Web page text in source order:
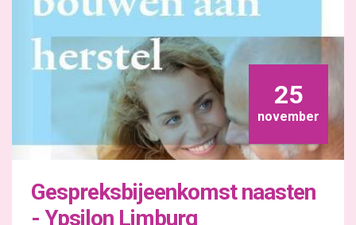
25
november
Gespreksbijeenkomst naasten
- Ypsilon Limburg